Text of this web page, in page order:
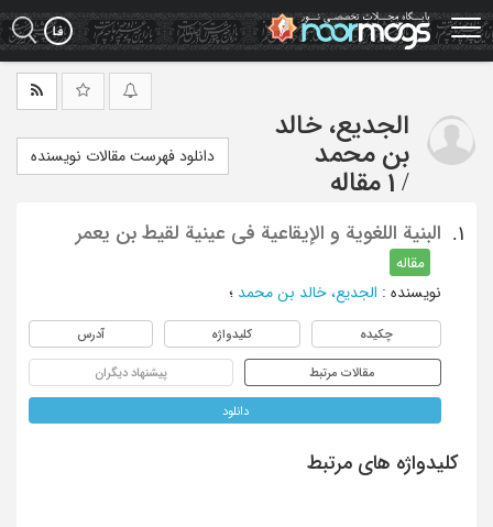
Skip
to
main
الجدیع، خالد
بن محمد
/ 1 مقاله
دانلود فهرست مقالات نویسنده
1. البنیة اللغویة و الإیقاعیة فی عینیة لقیط بن یعمر
مقاله
نویسنده : الجدیع، خالد بن محمد ؛
چکیده کلیدواژه آدرس
مقالات مرتبط پیشنهاد دیگران
دانلود
کلیدواژه های مرتبط